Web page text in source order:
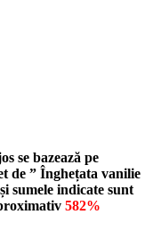
se bazează pe
de ” Înghețata vanilie
sumele indicate sunt
582%